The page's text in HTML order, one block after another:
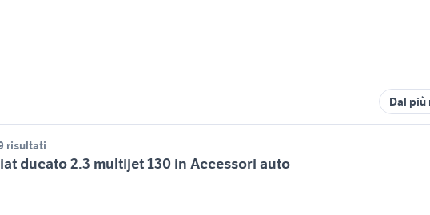
Dal più
risultati
ducato 2.3 multijet 130 in Accessori auto